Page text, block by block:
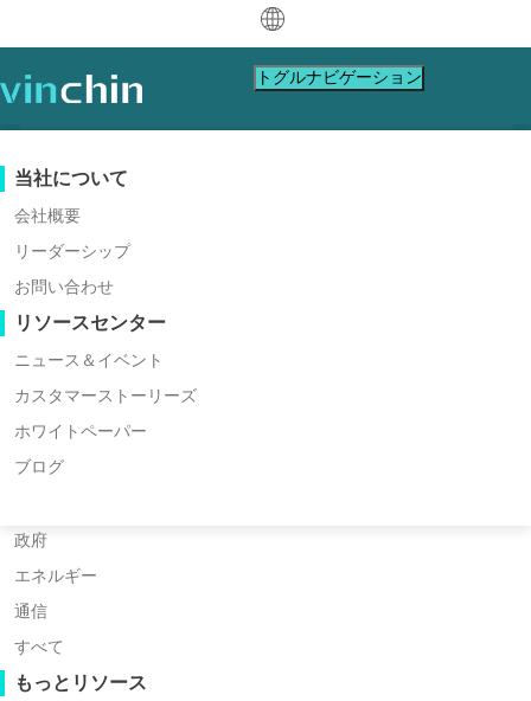
ダウ
ンロ
中文
データ保護
バックアップ＆リカバリ
リアルタイムレプリケーション
継続的データ保護
オフサイトコピー
アーカイブ
ジョブオーケストレーション
ワークロードモビリティ
V2V 移行
P2P 移行
C2C 移行
C2V 移行
P2C 移行
リカバリビリティ
バーチャルマシン
VMware
Hyper-V
Proxmox
XCP-ng
oVirt
H3C CAS/UIS
ZStack
Sangfor HCI
Huawei FusionCompute
Red Hat Virtualization
Oracle OLVM
XenServer/Citrix Hypervisor
KayGrid
サポートリソース
ナレッジベース
ビデオガイド
ヘルプセンター
ライブイベント
ウェビナー
ライブデモ
カスタマーストーリーズ
ITサービス
政府
エネルギー
通信
すべて
もっとリソース
購入ガイド
購入方法を学ぶ
ライセンスポリシー
よくある質問
お問い合わせ
見積もりの依頼
パートナーになる
パートナープログラム
パートナーになる
パートナーを探す
地域パートナーを探す
すでにパートナーですか
パートナーポータルログイン
当社について
会社概要
リーダーシップ
お問い合わせ
リソースセンター
ニュース＆イベント
カスタマーストーリーズ
ホワイトペーパー
ブログ
トグルナビゲーション
Vinchin Backup & Recoveryに
よる堅牢なエンタープライズレ
ベルのクラウドバックアップソ
リューション
簡単、迅速、安全
* 60日間トライアル（無制限エンタープライズ
* クレジットカードは必要ありません
* 10分で始めましょう